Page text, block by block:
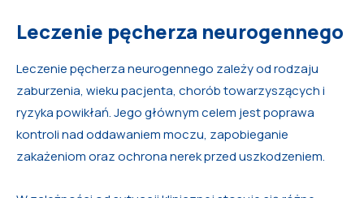
Leczenie pęcherza neurogennego
Leczenie pęcherza neurogennego zależy od rodzaju
zaburzenia, wieku pacjenta, chorób towarzyszących i
ryzyka powikłań. Jego głównym celem jest poprawa
kontroli nad oddawaniem moczu, zapobieganie
zakażeniom oraz ochrona nerek przed uszkodzeniem.